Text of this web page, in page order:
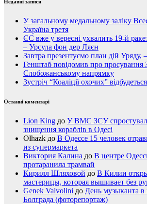
Недавні записи
У загальному медальному заліку
Україна третя
ЄС вже у вересні ухвалить 19-й
– Урсула фон дер Ляєн
Завтра презентуємо план дій Уряду,
Генштаб повідомив про просування
Слобожанському напрямку
Зустріч “Коаліції охочих”
Останні коментарі
Lion King до У ВМС ЗСУ
знищення кораблів в Одесі
Olhazk до В Одессе 15 человек
из супермаркета
Виктория Калина до В центре
протаранила трамвай
Кирилл Шляховой до В Килии
мастерицы, которая вышивает без
Genek Valvolini до День музыканта в
Болграда (фоторепортаж)